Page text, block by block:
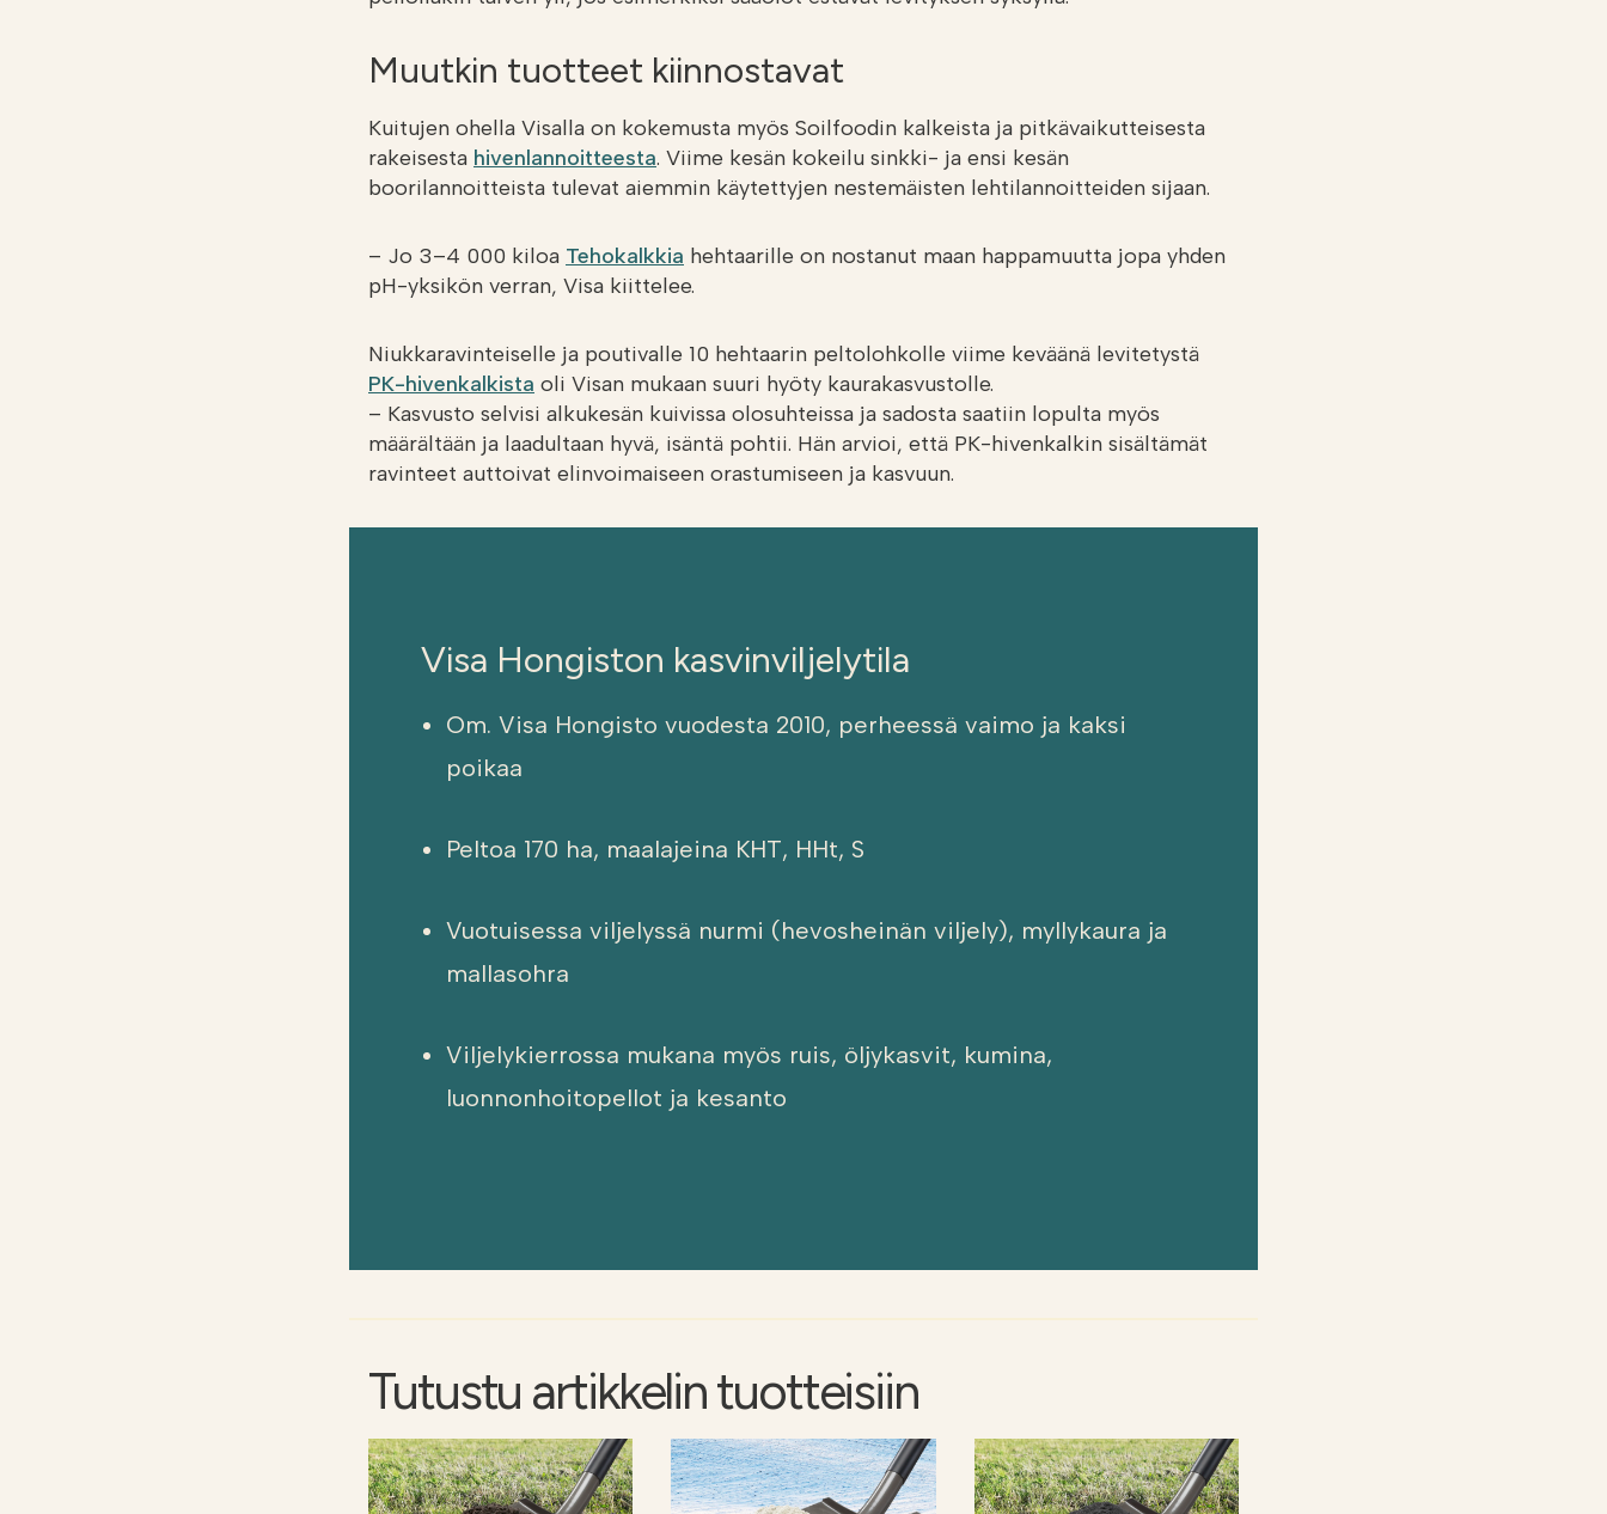
Muutkin tuotteet kiinnostavat
Kuitujen ohella Visalla on kokemusta myös Soilfoodin kalkeista ja pitkävaikutteisesta
rakeisesta hivenlannoitteesta. Viime kesän kokeilu sinkki- ja ensi kesän
boorilannoitteista tulevat aiemmin käytettyjen nestemäisten lehtilannoitteiden sijaan.
– Jo 3–4 000 kiloa Tehokalkkia hehtaarille on nostanut maan happamuutta jopa yhden
pH-yksikön verran, Visa kiittelee.
Niukkaravinteiselle ja poutivalle 10 hehtaarin peltolohkolle viime keväänä levitetystä
PK-hivenkalkista oli Visan mukaan suuri hyöty kaurakasvustolle.
– Kasvusto selvisi alkukesän kuivissa olosuhteissa ja sadosta saatiin lopulta myös
määrältään ja laadultaan hyvä, isäntä pohtii. Hän arvioi, että PK-hivenkalkin sisältämät
ravinteet auttoivat elinvoimaiseen orastumiseen ja kasvuun.
Visa Hongiston kasvinviljelytila
Om. Visa Hongisto vuodesta 2010, perheessä vaimo ja kaksi
poikaa
Peltoa 170 ha, maalajeina KHT, HHt, S
Vuotuisessa viljelyssä nurmi (hevosheinän viljely), myllykaura ja
mallasohra
Viljelykierrossa mukana myös ruis, öljykasvit, kumina,
luonnonhoitopellot ja kesanto
Tutustu artikkelin tuotteisiin